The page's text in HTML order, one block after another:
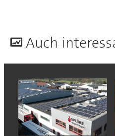
Auch